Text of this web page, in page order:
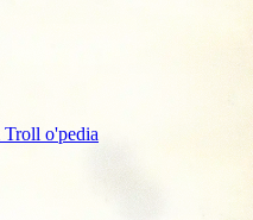
Troll o'pedia